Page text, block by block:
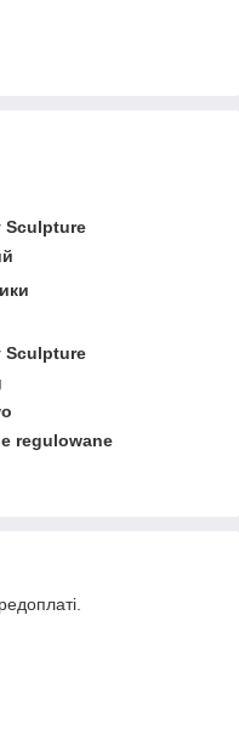
Sculpture
Sculpture
regulowane